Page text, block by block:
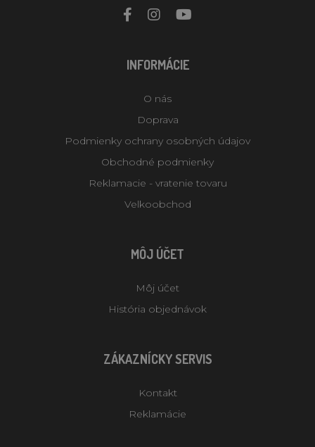
INFORMÁCIE
O nás
Doprava
Podmienky ochrany osobných údajov
Obchodné podmienky
Reklamacie - vratenie tovaru
Velkoobchod
MÔJ ÚČET
Môj účet
História objednávok
ZÁKAZNÍCKY SERVIS
Kontakt
Reklamácie